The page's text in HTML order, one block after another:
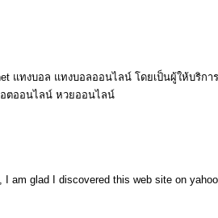
แทงบอล แทงบอลออนไลน์ โดยเป็นผู้ให้บริกา
ตออนไลน์ หวยออนไลน์
I am glad I discovered this web site on